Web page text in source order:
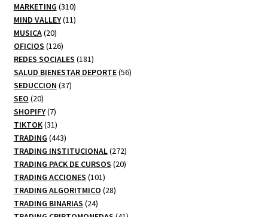
MARKETING 310310
productos
MIND VALLEY 1111
MUSICA 2020
productos
OFICIOS 126126
productos
REDES SOCIALES 181181
productos
SALUD BIENESTAR DEPORTE 5656
SEDUCCION 3737
SEO 2020
productos
SHOPIFY 77
productos
TIKTOK 3131
productos
TRADING 443443
productos
TRADING INSTITUCIONAL 272272
productos
TRADING PACK DE CURSOS 2020
TRADING ACCIONES 101101
productos
TRADING ALGORITMICO 2828
TRADING BINARIAS 2424